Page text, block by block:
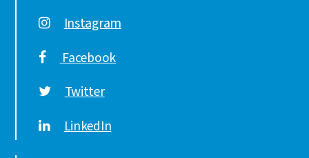
Instagram
Facebook
Twitter
LinkedIn